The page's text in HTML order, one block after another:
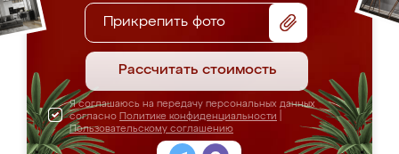
Прикрепить фото
Рассчитать стоимость
Я соглашаюсь на передачу персональных данных
согласно Политике конфиденциальности
Пользовательскому соглашению